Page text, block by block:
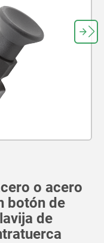
o acero
botón de
de